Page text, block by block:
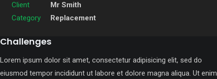
Client
Mr Smith
Category
Replacement
Challenges
Lorem ipsum dolor sit amet, consectetur adipisicing elit, sed do
eiusmod tempor incididunt ut labore et dolore magna aliqua. Ut enim